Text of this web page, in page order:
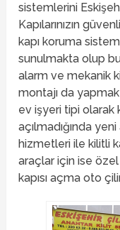
sistemlerini
Kapılarınızın
kapı koruma
sunulmakta olup bu
alarm ve mekanik
montajı da
ev işyeri tipi olarak
açılmadığında
hizmetleri ile kilitli
araçlar için ise özel
kapısı açma oto